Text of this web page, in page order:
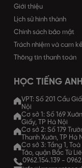
Giới thiệu
Lịch sử hình thành
Chính sách bảo mật
Trách nhiệm và cam
Thông tin thanh toán
HỌC TIẾNG
VPT: Số 201 Cầu
Nội
Cơ sở 1: Số 169
Giấy, TP Hà Nội
Cơ sở 2: Số 179
Thanh Xuân, TP Hà
Cơ sở 3: Tầng 1,
Tảo, quận Bắc Từ
0962.154.139 -